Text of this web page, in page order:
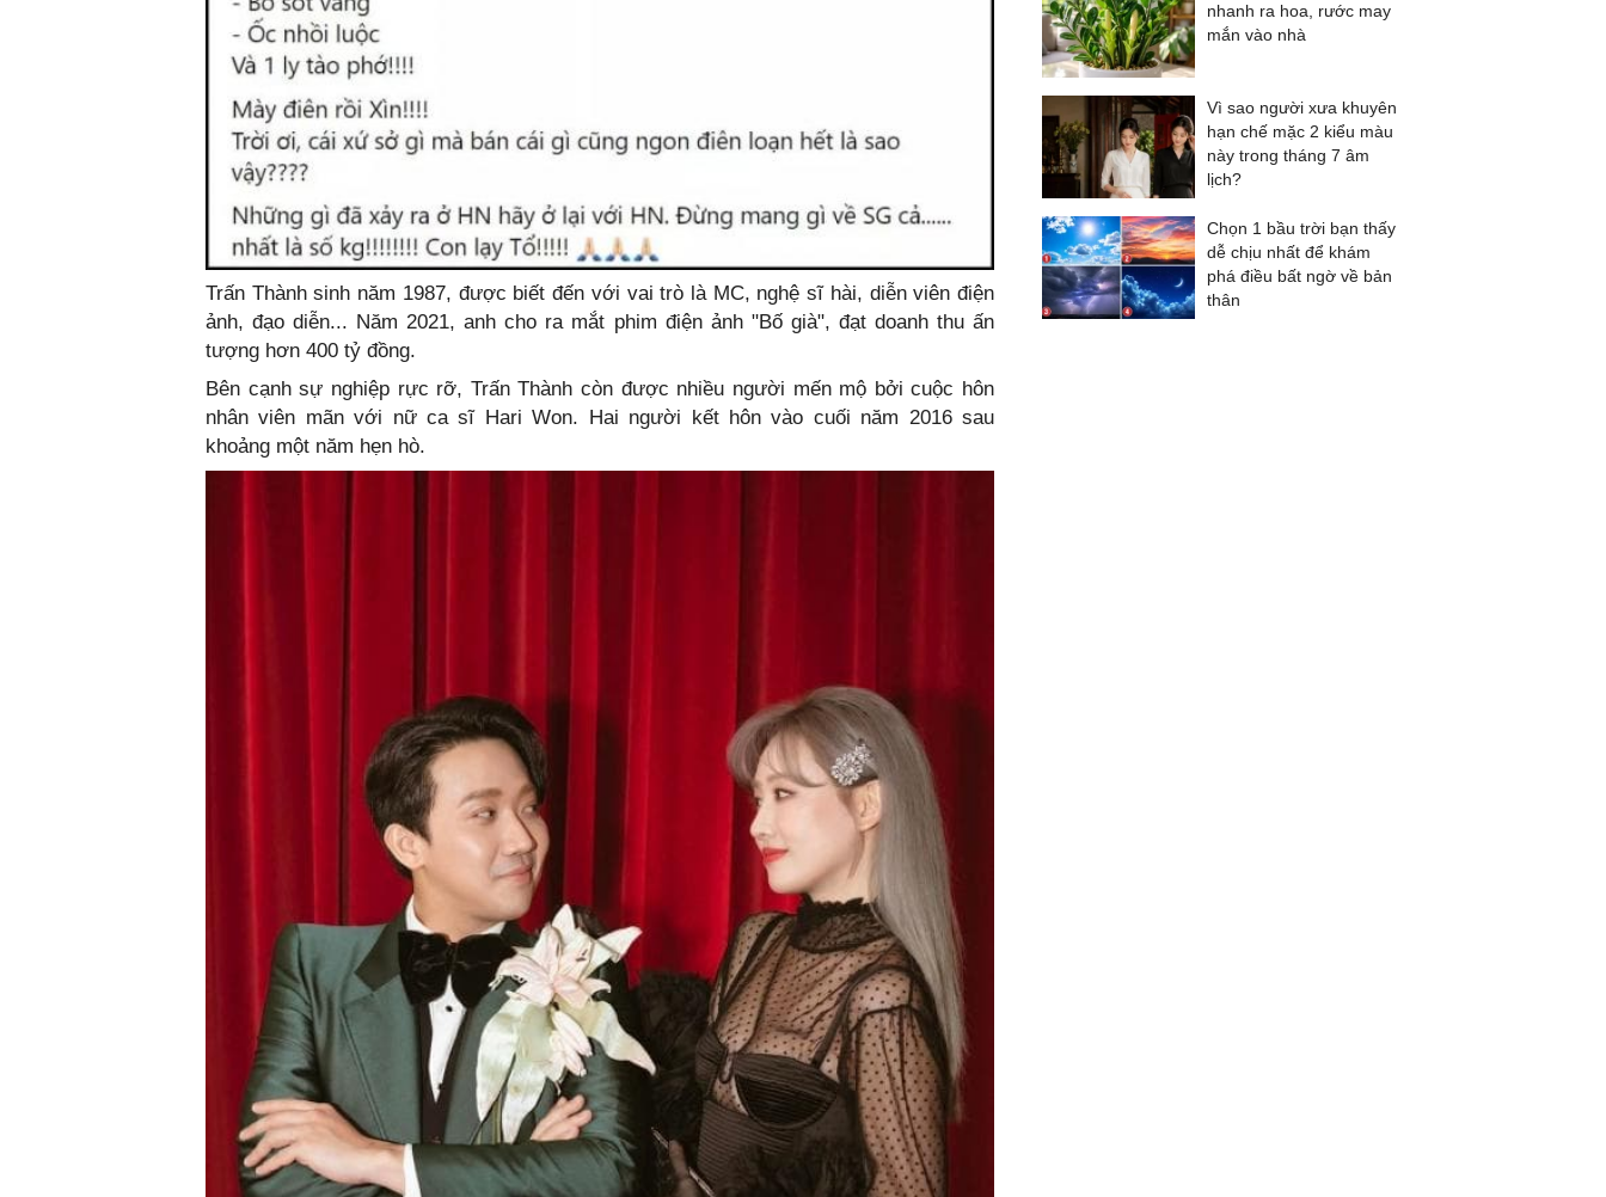
Trấn Thành sinh năm 1987, được biết đến với vai trò là MC, nghệ sĩ hài, diễn viên điện
ảnh, đạo diễn... Năm 2021, anh cho ra mắt phim điện ảnh "Bố già", đạt doanh thu ấn
tượng hơn 400 tỷ đồng.
Bên cạnh sự nghiệp rực rỡ, Trấn Thành còn được nhiều người mến mộ bởi cuộc hôn
nhân viên mãn với nữ ca sĩ Hari Won. Hai người kết hôn vào cuối năm 2016 sau
khoảng một năm hẹn hò.
nhanh ra hoa, rước may
mắn vào nhà
Vì sao người xưa khuyên
hạn chế mặc 2 kiểu màu
này trong tháng 7 âm
lịch?
Chọn 1 bầu trời bạn thấy
dễ chịu nhất để khám
phá điều bất ngờ về bản
thân